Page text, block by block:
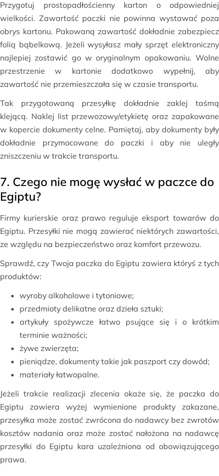
Przygotuj prostopadłościenny karton o odpowiedniej
wielkości. Zawartość paczki nie powinna wystawać poza
obrys kartonu. Pakowaną zawartość dokładnie zabezpiecz
folią bąbelkową. Jeżeli wysyłasz mały sprzęt elektroniczny
najlepiej zostawić go w oryginalnym opakowaniu. Wolne
przestrzenie w kartonie dodatkowo wypełnij, aby
zawartość nie przemieszczała się w czasie transportu.
Tak przygotowaną przesyłkę dokładnie zaklej taśmą
klejącą. Naklej list przewozowy/etykietę oraz zapakowane
w kopercie dokumenty celne. Pamiętaj, aby dokumenty były
dokładnie przymocowane do paczki i aby nie uległy
zniszczeniu w trakcie transportu.
7. Czego nie mogę wysłać w paczce do
Egiptu?
Firmy kurierskie oraz prawo reguluje eksport towarów do
Egiptu. Przesyłki nie mogą zawierać niektórych zawartości,
ze względu na bezpieczeństwo oraz komfort przewozu.
Sprawdź, czy Twoja paczka do Egiptu zawiera któryś z tych
produktów:
wyroby alkoholowe i tytoniowe;
przedmioty delikatne oraz dzieła sztuki;
artykuły spożywcze łatwo psujące się i o krótkim
terminie ważności;
żywe zwierzęta;
pieniądze, dokumenty takie jak paszport czy dowód;
materiały łatwopalne.
Jeżeli trakcie realizacji zlecenia okaże się, że paczka do
Egiptu zawiera wyżej wymienione produkty zakazane,
przesyłka może zostać zwrócona do nadawcy bez zwrotów
kosztów nadania oraz może zostać nałożona na nadawcę
przesyłki do Egiptu kara uzależniona od obowiązującego
prawa.